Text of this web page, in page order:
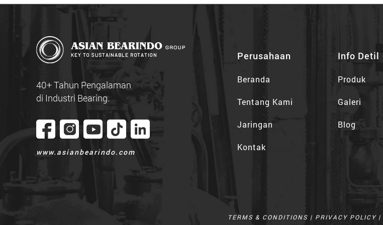
40+ Tahun Pengalaman
di Industri Bearing.
www.asianbearindo.com
Perusahaan
Beranda
Tentang Kami
Jaringan
Kontak
Info Detil
Produk
Galeri
Blog
TERMS & CONDITIONS | PRIVACY POLICY |